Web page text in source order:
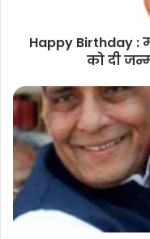
“गणपति बप्पा मोरया,
यह समय भावनात्मक और उल्लास
विदा करते हुए अपने मन में उनकी
Happy Birthday :
को दी